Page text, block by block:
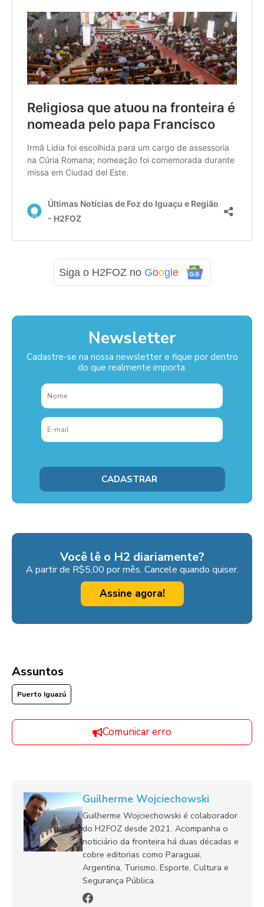
Siga o H2FOZ no Google
Newsletter
Cadastre-se na nossa newsletter e fique por dentro
do que realmente importa.
Você lê o H2 diariamente?
A partir de R$5,00 por mês. Cancele quando quiser.
Assine agora!
Assuntos
Puerto Iguazú
Comunicar erro
Guilherme Wojciechowski
Guilherme Wojciechowski é colaborador
do H2FOZ desde 2021. Acompanha o
noticiário da fronteira há duas décadas e
cobre editorias como Paraguai,
Argentina, Turismo, Esporte, Cultura e
Segurança Pública.